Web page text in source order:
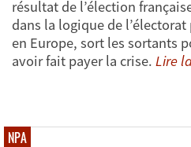
résultat de l’élection
dans la logique de
en Europe, sort les sortants
avoir fait payer la crise. Lire
NPA